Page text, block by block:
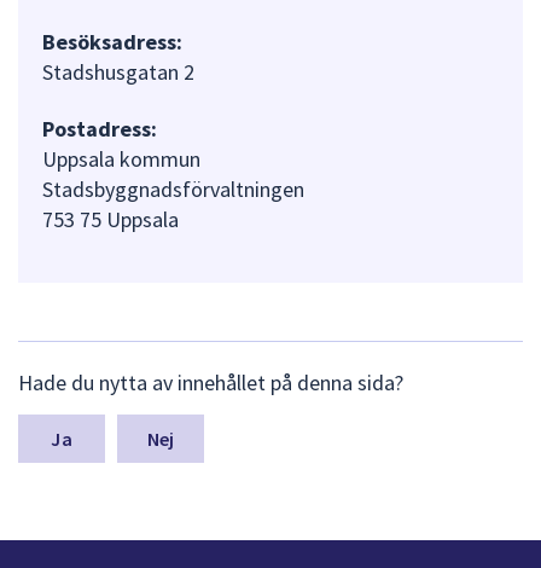
Besöksadress:
Stadshusgatan 2
Postadress:
Uppsala kommun
Stadsbyggnadsförvaltningen
753 75 Uppsala
ä
m
a
n
Hade du nytta av innehållet på denna sida?
Nej